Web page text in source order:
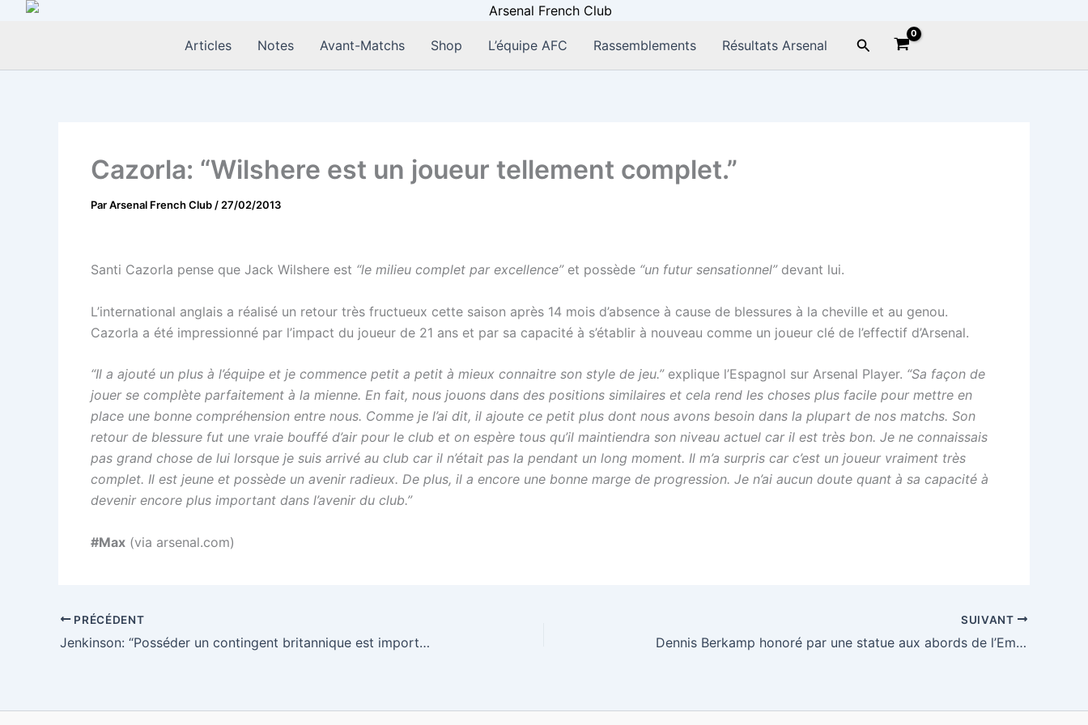
Aller
Articles Notes Avant-Matchs Shop L’équipe AFC Rassemblements Résultats Arsenal Rechercher
Cazorla: “Wilshere est un joueur tellement complet.”
ParArsenal French Club / 27/02/2013
Santi Cazorla pense que Jack Wilshere est “le milieu complet par excellence”et possède “un futur sensationnel”devant lui.
L’international anglais a réalisé un retour très fructueux cette saison après 14 mois d’absence à cause de blessures à la cheville et au genou.
Cazorla a été impressionné par l’impact du joueur de 21 ans et par sa capacité à s’établir à nouveau comme un joueur clé de l’effectif d’Arsenal.
“Il a ajouté un plus à l’équipe et je commence petit a petit à mieux connaitre son style de jeu.”explique l’Espagnol sur Arsenal Player. “Sa façon de
jouer se complète parfaitement à la mienne. En fait, nous jouons dans des positions similaires et cela rend les choses plus facile pour mettre en
place une bonne compréhension entre nous. Comme je l’ai dit, il ajoute ce petit plus dont nous avons besoin dans la plupart de nos matchs. Son
retour de blessure fut une vraie bouffé d’air pour le club et on espère tous qu’il maintiendra son niveau actuel car il est très bon. Je ne connaissais
pas grand chose de lui lorsque je suis arrivé au club car il n’était pas la pendant un long moment. Il m’a surpris car c’est un joueur vraiment très
complet. Il est jeune et possède un avenir radieux. De plus, il a encore une bonne marge de progression. Je n’ai aucun doute quant à sa capacité à
devenir encore plus important dans l’avenir du club.”
#Max (via arsenal.com)
PRÉCÉDENT
Jenkinson: “Posséder un contingent britannique est important.”
SUIVANT
Dennis Berkamp honoré par une statue aux abords de l’Emirates